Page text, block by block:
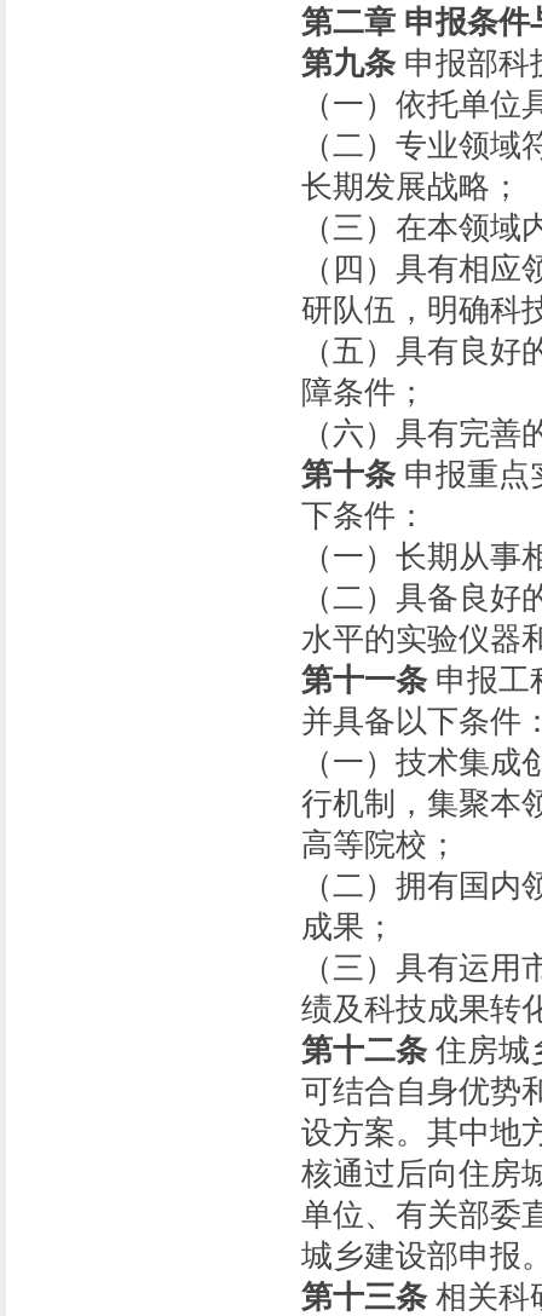
第二章 申报条件
第九条 申报部科
（一）依托单
（二）专业领
长期发展战略；
（三）在本领
（四）具有相
研队伍，明确科
（五）具有良
障条件；
（六）具有完
第十条 申报重点
下条件：
（一）长期从
（二）具备良
水平的实验仪器
第十一条 申报工
并具备以下条件
（一）技术集
行机制，集聚本
高等院校；
（二）拥有国
成果；
（三）具有运
绩及科技成果转
第十二条 住房城
可结合自身优势
设方案。其中地
核通过后向住房
单位、有关部委
城乡建设部申报
第十三条 相关科